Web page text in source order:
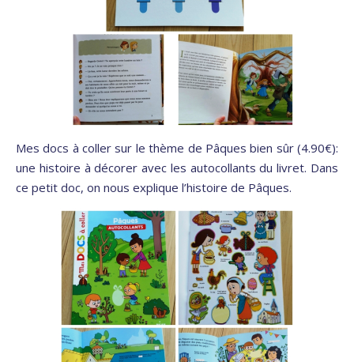
Mes docs à coller sur le thème de Pâques bien sûr (4.90€):
une histoire à décorer avec les autocollants du livret. Dans
ce petit doc, on nous explique l’histoire de Pâques.